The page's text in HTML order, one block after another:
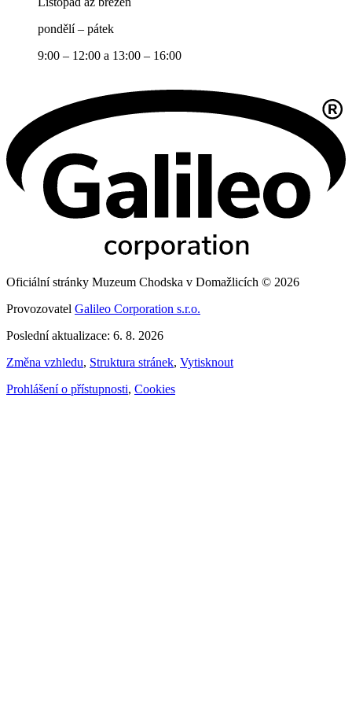
pondělí – pátek
9:00 – 12:00 a 13:00 – 16:00
Oficiální stránky Muzeum Chodska v Domažlicích © 2026
Provozovatel Galileo Corporation s.r.o.
Poslední aktualizace: 6. 8. 2026
Změna vzhledu, Struktura stránek, Vytisknout
Prohlášení o přístupnosti, Cookies